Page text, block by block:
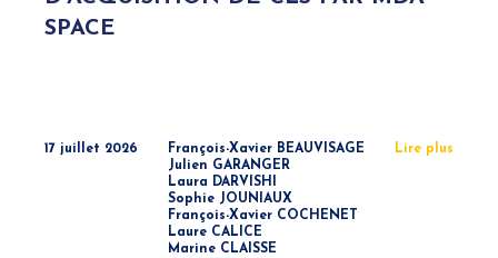
SPACE
17 juillet 2026
François-Xavier BEAUVISAGE
Julien GARANGER
Laura DARVISHI
Sophie JOUNIAUX
François-Xavier COCHENET
Laure CALICE
Marine CLAISSE
Lire plus